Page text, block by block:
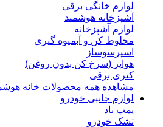
لوازم خانگی برقی
آشپزخانه هوشمند
لوازم آشپزخانه
مخلوط کن و آبمیوه گیری
اسپرسوساز
هواپز (سرخ کن بدون روغن)
کتری برقی
مشاهده همه محصولات خانه
لوازم جانبی خودرو
پمپ باد
تشک خودرو